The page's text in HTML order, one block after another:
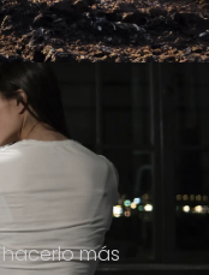
más